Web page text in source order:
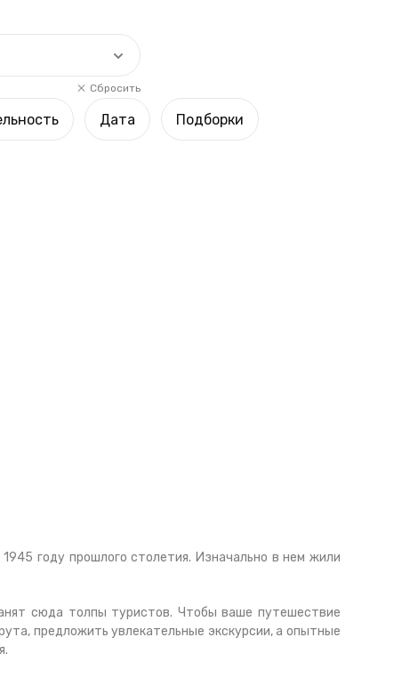
Сбросить
Дата Подборки
году прошлого столетия. Изначально в нем жили
сюда толпы туристов. Чтобы ваше путешествие
предложить увлекательные экскурсии, а опытные